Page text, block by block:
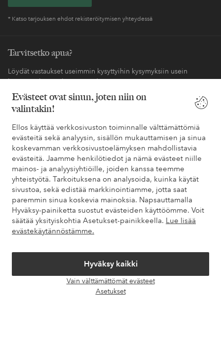
Evästeet ovat sinun, joten niin on
valintakin!
Ellos käyttää verkkosivuston toiminnalle välttämättömiä
evästeitä sekä analyysin, sisällön mukauttamisen ja sinua
koskevamman verkkosivustoelämyksen mahdollistavia
evästeitä. Jaamme henkilötiedot ja nämä evästeet niille
mainos- ja analyysiyhtiöille, joiden kanssa teemme
yhteistyötä. Tarkoituksena on analysoida, kuinka käytät
sivustoa, sekä edistää markkinointiamme, jotta saat
paremmin sinua koskevia mainoksia. Napsauttamalla
Hyväksy-painiketta suostut evästeiden käyttöömme. Voit
säätää yksityiskohtia Asetukset-painikkeella. Lue lisää
evästekäytännöstämme.
Hyväksy kaikki
Vain välttämättömät evästeet
Asetukset
* Katso tarjouksen ehdot rekisteröitymisen yhteydessä
Tarvitsetko apua?
Löydät vastaukset useimmin kysyttyihin kysymyksiin usein
kysytyistä kysymyksistä. Löydät myös tietoa siitä, miten voit ottaa
meihin yhteyttä.
Omat sivut
Tietoa Elloksesta
Palvelumme